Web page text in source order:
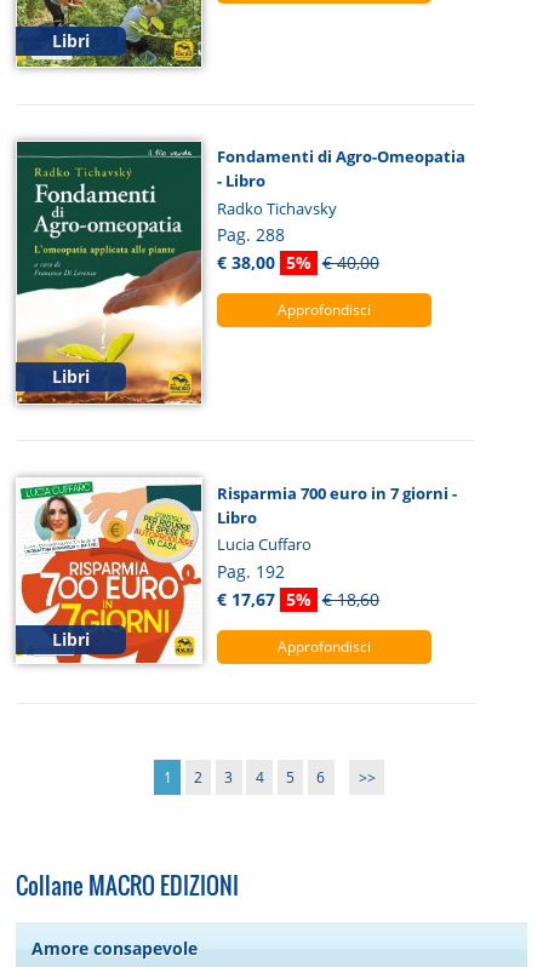
Libri
Libri
Fondamenti di Agro-Omeopatia
- Libro
Radko Tichavsky
Pag. 288
€ 38,00 5% € 40,00
Approfondisci
Libri
Risparmia 700 euro in 7 giorni -
Libro
Lucia Cuffaro
Pag. 192
€ 17,67 5% € 18,60
Approfondisci
1 2 3 4 5 6 >>
Collane MACRO EDIZIONI
Amore consapevole